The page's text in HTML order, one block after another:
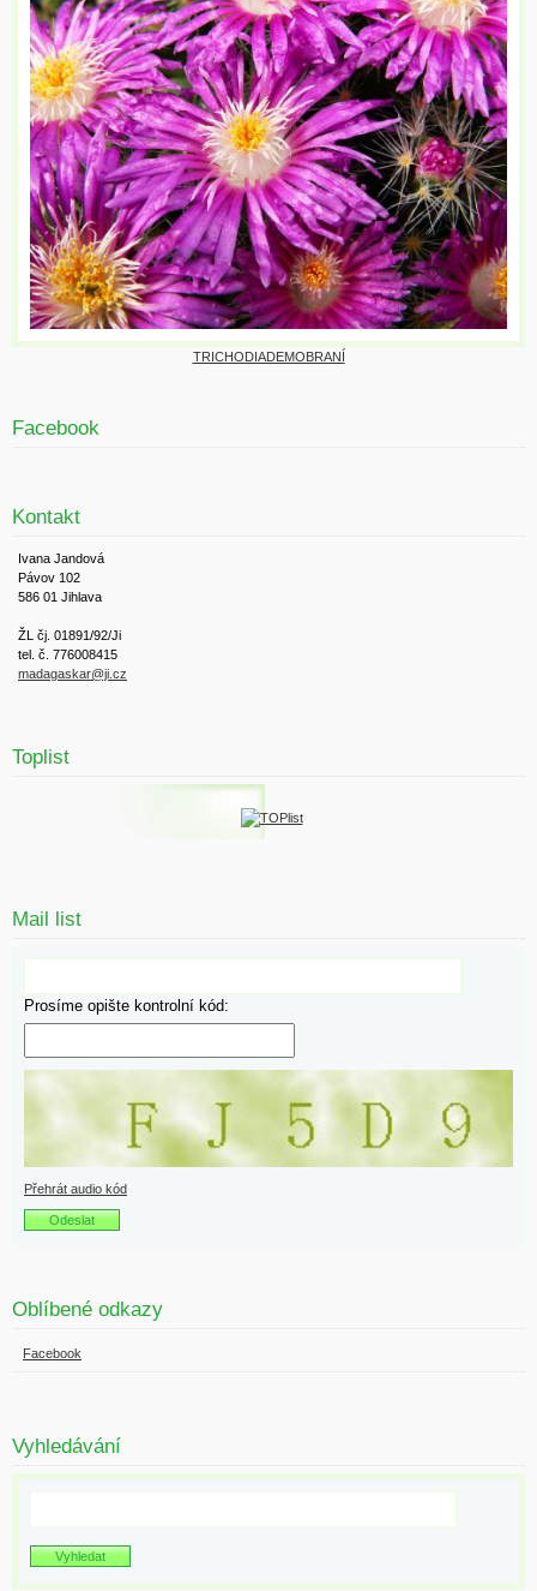
TRICHODIADEMOBRANÍ
Facebook
Kontakt
Ivana Jandová
Pávov 102
586 01 Jihlava
ŽL čj. 01891/92/Ji
tel. č. 776008415
madagaskar@ji.cz
Toplist
Mail list
Prosíme opište kontrolní kód:
Přehrát audio kód
Oblíbené odkazy
Facebook
Vyhledávání